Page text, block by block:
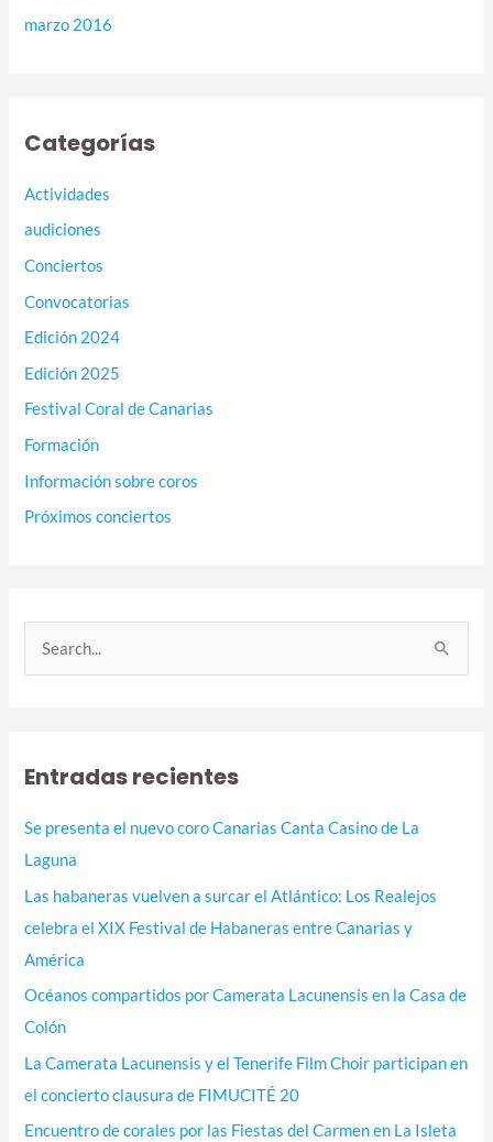
marzo 2016
Categorías
Actividades
audiciones
Conciertos
Convocatorias
Edición 2024
Edición 2025
Festival Coral de Canarias
Formación
Información sobre coros
Próximos conciertos
a
Entradas recientes
Se presenta el nuevo coro Canarias Canta Casino de La
Laguna
Las habaneras vuelven a surcar el Atlántico: Los Realejos
celebra el XIX Festival de Habaneras entre Canarias y
América
Océanos compartidos por Camerata Lacunensis en la Casa de
Colón
La Camerata Lacunensis y el Tenerife Film Choir participan en
el concierto clausura de FIMUCITÉ 20
Encuentro de corales por las Fiestas del Carmen en La Isleta